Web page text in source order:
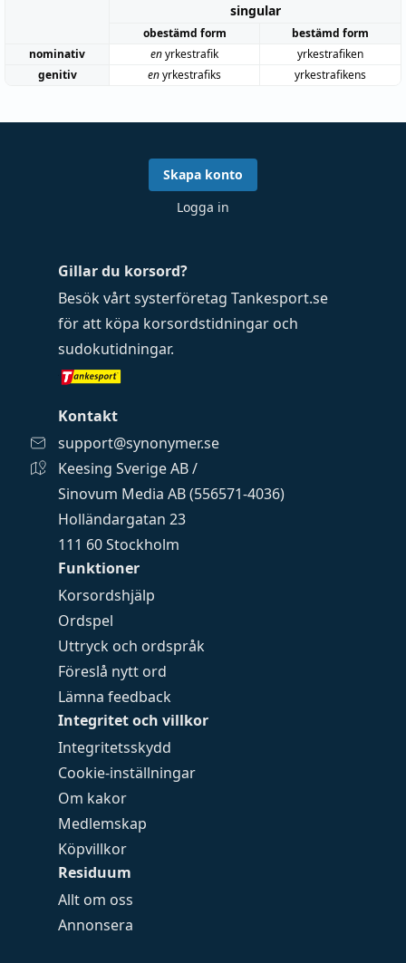
singular
obestämd form
bestämd form
nominativ
enyrkestrafik
yrkestrafiken
genitiv
enyrkestrafiks yrkestrafikens
Funktioner
Korsordshjälp
Ordspel
Uttryck och ordspråk
Föreslå nytt ord
Lämna feedback
Integritet och villkor
Integritetsskydd
Cookie-inställningar
Om kakor
Medlemskap
Köpvillkor
Residuum
Allt om oss
Annonsera
Gillar du korsord?
Besök vårt systerföretag Tankesport.se
för att köpa korsordstidningar och
sudokutidningar.
Kontakt
support@synonymer.se
Keesing Sverige AB /
Sinovum Media AB (556571-4036)
Holländargatan 23
111 60 Stockholm
Skapa konto
Logga in